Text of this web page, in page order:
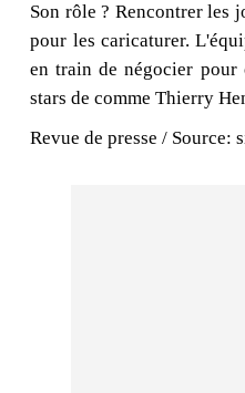
Son rôle ? Rencontrer les
pour les caricaturer.
en train de négocier
stars de comme Thierry
Revue de presse / Source: